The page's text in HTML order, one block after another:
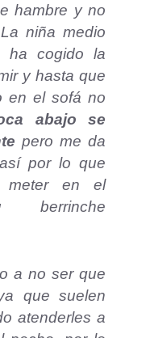
hambre y no
niña medio
ha cogido la
y hasta que
en el sofá no
abajo se
pero me da
por lo que
meter en el
a no ser que
que suelen
atenderles a